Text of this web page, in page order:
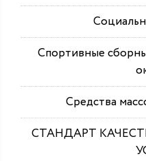
Спортивные
Средства
СТАНДАРТ